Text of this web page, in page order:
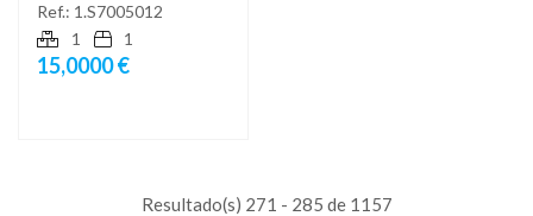
Ref.: 1.S7005012
1
1
15,0000 €
Resultado(s) 271 - 285 de 1157